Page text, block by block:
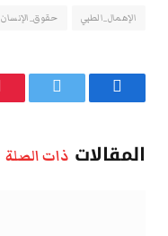
الإهمال_الطبي حقوق_الإنسان
فيسبوك تويتر
المقالات ذات الصلة